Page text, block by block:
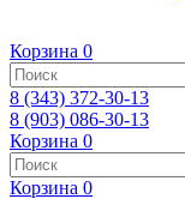
Корзина 0
8 (343) 372-30-13
8 (903) 086-30-13
Корзина 0
Корзина 0